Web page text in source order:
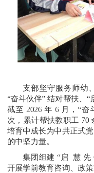
支部坚守服务师幼
“奋斗伙伴” 结对帮扶、“
截至 2026 年 6 月，“
次，累计帮扶教职工 70
培育中成长为中共正式
的中坚力量。
集团组建 “启 慧 先
开展学前教育咨询、政